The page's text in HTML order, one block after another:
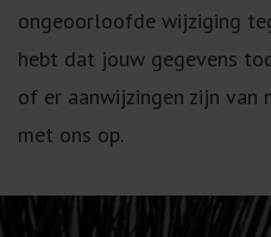
ongeoorloofde wijziging
hebt dat jouw gegevens
of er aanwijzingen zijn van
met ons op.